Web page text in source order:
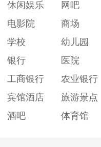
休闲娱乐
网吧
电影院
商场
学校
幼儿园
银行
医院
工商银行
农业银行
宾馆酒店
旅游景点
酒吧
体育馆